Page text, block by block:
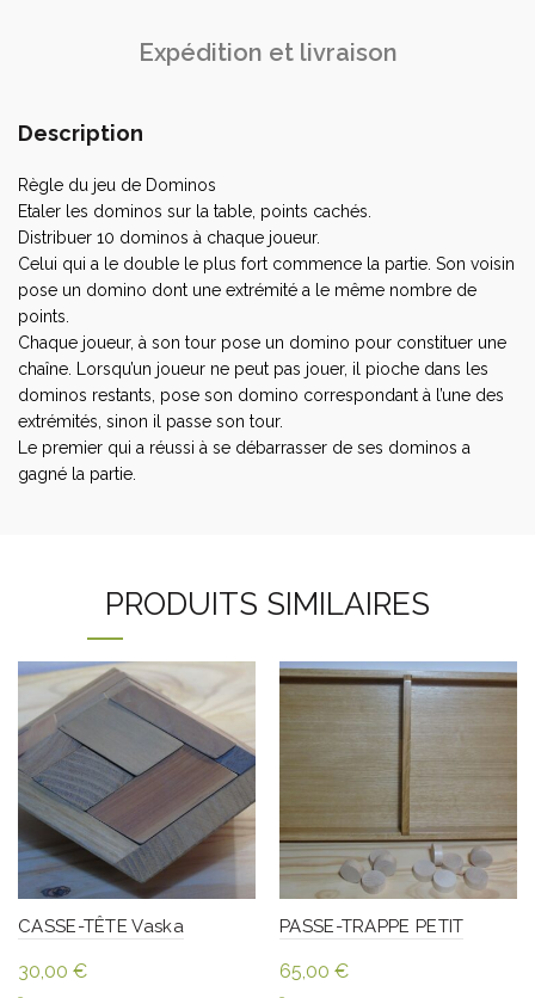
Expédition et livraison
Description
Règle du jeu de Dominos
Etaler les dominos sur la table, points cachés.
Distribuer 10 dominos à chaque joueur.
Celui qui a le double le plus fort commence la partie. Son voisin
pose un domino dont une extrémité a le même nombre de
points.
Chaque joueur, à son tour pose un domino pour constituer une
chaîne. Lorsqu’un joueur ne peut pas jouer, il pioche dans les
dominos restants, pose son domino correspondant à l’une des
extrémités, sinon il passe son tour.
Le premier qui a réussi à se débarrasser de ses dominos a
gagné la partie.
PRODUITS SIMILAIRES
CASSE-TÊTE Vaska
30,00 €
PASSE-TRAPPE PETIT
65,00 €